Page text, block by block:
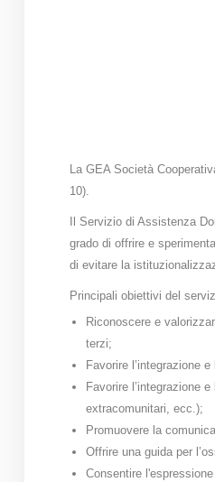
La GEA Società
10).
Il Servizio di Assistenza
grado di offrire e
di evitare la
Principali obiettivi del
Riconoscere e
terzi;
Favorire l’integrazione
Favorire l’integrazione
extracomunitari, ecc.);
Promuovere la
Offrire una guida per
Consentire